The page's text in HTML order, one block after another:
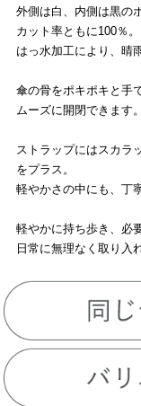
外側は白、内側は黒の
カット率ともに100％。
はっ水加工により、晴
傘の骨をポキポキと手
ムーズに開閉できます。
ストラップにはスカラ
をプラス。
軽やかさの中にも、丁
軽やかに持ち歩き、必
日常に無理なく取り入